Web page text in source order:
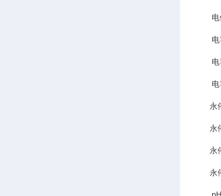
电
电
电
电
永
永
永
永